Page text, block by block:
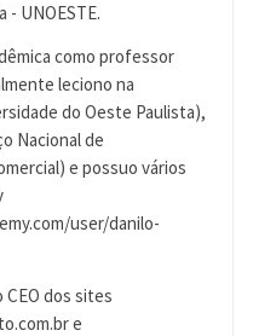
- UNOESTE.
como professor
leciono na
do Oeste Paulista),
Nacional de
e possuo vários
user/danilo-
CEO dos sites
e